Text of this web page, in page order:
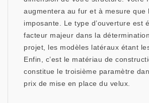
augmentera au fur et à mesure que
imposante. Le type d’ouverture est
facteur majeur dans la
projet, les modèles latéraux étant
Enfin, c’est le matériau de
constitue le troisième paramètre
prix de mise en place du velux.